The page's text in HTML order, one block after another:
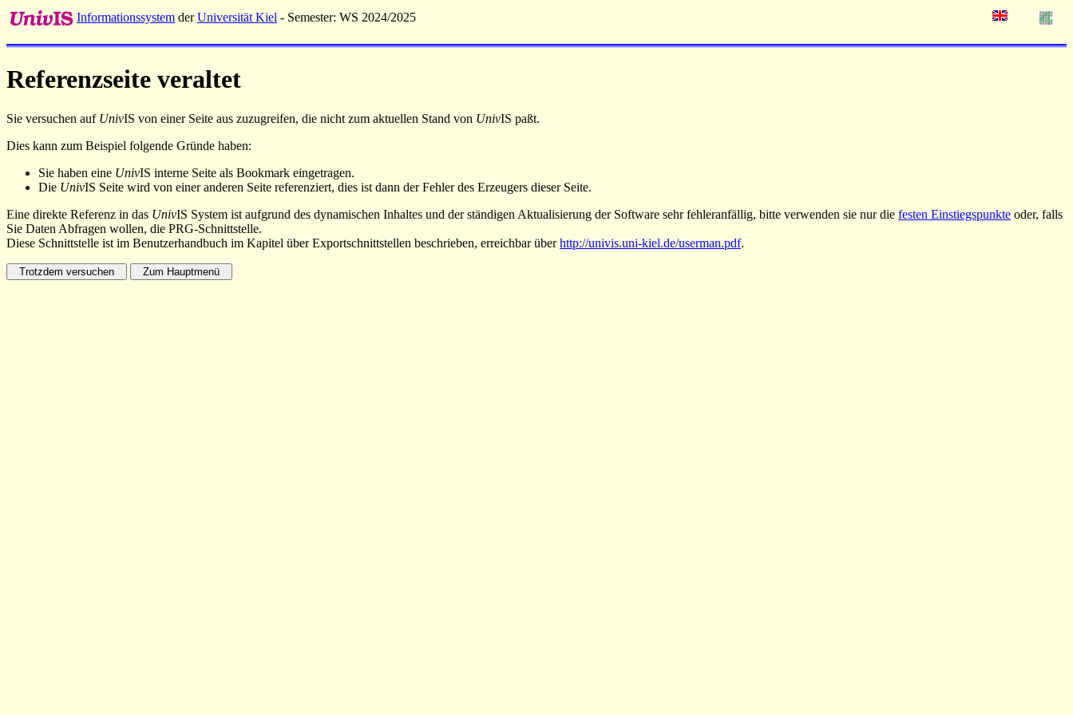
Informationssystem derUniversität Kiel - Semester: WS 2024/2025
Referenzseite veraltet
Sie versuchen auf UnivIS von einer Seite aus zuzugreifen, die nicht zum aktuellen Stand von UnivIS paßt.
Dies kann zum Beispiel folgende Gründe haben:
Sie haben eine UnivIS interne Seite als Bookmark eingetragen.
Die UnivIS Seite wird von einer anderen Seite referenziert, dies ist dann der Fehler des Erzeugers dieser Seite.
Eine direkte Referenz in das UnivIS System ist aufgrund des dynamischen Inhaltes und der ständigen Aktualisierung der Software sehr fehleranfällig, bitte verwenden sie nur die festen Einstiegspunkte oder, falls
Sie Daten Abfragen wollen, die PRG-Schnittstelle.
Diese Schnittstelle ist im Benutzerhandbuch im Kapitel über Exportschnittstellen beschrieben, erreichbar überhttp://univis.uni-kiel.de/userman.pdf.